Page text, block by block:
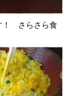
！ さらさら食